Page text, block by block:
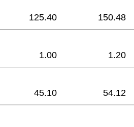
125.40 150.48
1.00 1.20
45.10 54.12